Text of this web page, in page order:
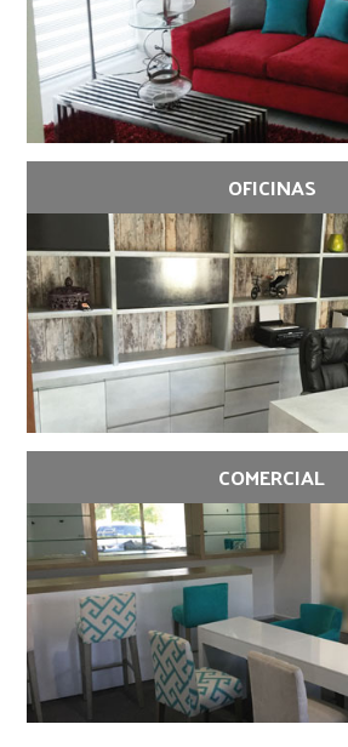
OFICINAS
COMERCIAL